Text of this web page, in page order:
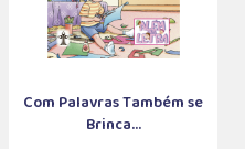
Com Palavras Também se
Brinca...